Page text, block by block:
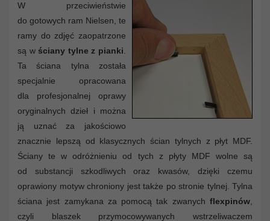
W przeciwieństwie
do gotowych ram Nielsen, te
ramy do zdjęć zaopatrzone
są w ściany tylne z pianki.
Ta ściana tylna została
specjalnie opracowana
dla profesjonalnej oprawy
oryginalnych dzieł i można
ją uznać za jakościowo
znacznie lepszą od klasycznych ścian tylnych z płyt MDF.
Ściany te w odróżnieniu od tych z płyty MDF wolne są
od substancji szkodliwych oraz kwasów, dzięki czemu
oprawiony motyw chroniony jest także po stronie tylnej. Tylna
ściana jest zamykana za pomocą tak zwanych flexpinów,
czyli blaszek przymocowywanych wstrzeliwaczem